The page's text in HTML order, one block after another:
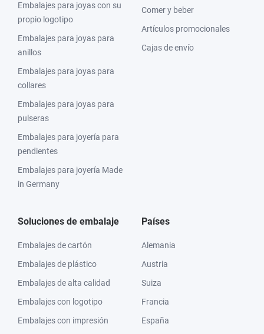
Embalajes para joyas con su
propio logotipo
Embalajes para joyas para
anillos
Embalajes para joyas para
collares
Embalajes para joyas para
pulseras
Embalajes para joyería para
pendientes
Embalajes para joyería Made
in Germany
Comer y beber
Artículos promocionales
Cajas de envío
Soluciones de embalaje
Embalajes de cartón
Embalajes de plástico
Embalajes de alta calidad
Embalajes con logotipo
Embalajes con impresión
Países
Alemania
Austria
Suiza
Francia
España